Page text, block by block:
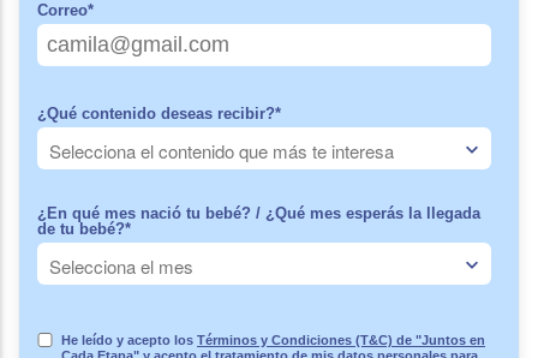
Correo*
¿Qué contenido deseas recibir?*
¿En qué mes nació tu bebé? / ¿Qué mes esperás la llegada
de tu bebé?*
He leído y acepto los Términos y Condiciones (T&C) de "Juntos en